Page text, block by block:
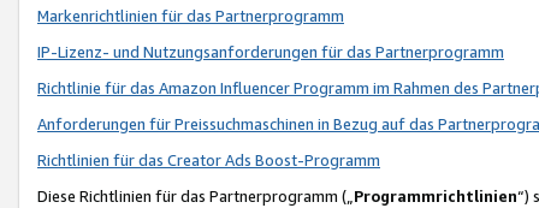
Markenrichtlinien für das Partnerprogramm
IP-Lizenz- und Nutzungsanforderungen für das Partnerprogramm
Richtlinie für das Amazon Influencer Programm im Rahmen des
Anforderungen für Preissuchmaschinen in Bezug auf das
Richtlinien für das Creator Ads Boost-Programm
Diese Richtlinien für das Partnerprogramm („Programmrichtlinien“)